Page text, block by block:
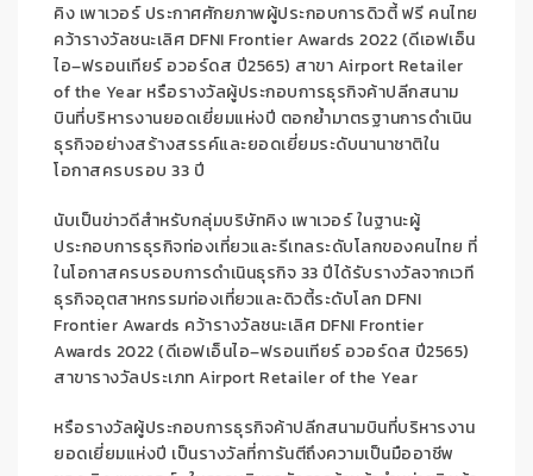
คิง เพาเวอร์ ประกาศศักยภาพผู้ประกอบการดิวตี้ ฟรี คนไทย
คว้ารางวัลชนะเลิศDFNI Frontier Awards 2022(ดีเอฟเอ็น
ไอ–ฟรอนเทียร์ อวอร์ดส ปี2565) สาขาAirport Retailer
of the Year หรือรางวัลผู้ประกอบการธุรกิจค้าปลีกสนาม
บินที่บริหารงานยอดเยี่ยมแห่งปี ตอกย้ำมาตรฐานการดำเนิน
ธุรกิจอย่างสร้างสรรค์และยอดเยี่ยมระดับนานาชาติใน
โอกาสครบรอบ 33 ปี
นับเป็นข่าวดีสำหรับกลุ่มบริษัทคิง เพาเวอร์ ในฐานะผู้
ประกอบการธุรกิจท่องเที่ยวและรีเทลระดับโลกของคนไทย ที่
ในโอกาสครบรอบการดำเนินธุรกิจ 33 ปีได้รับรางวัลจากเวที
ธุรกิจอุตสาหกรรมท่องเที่ยวและดิวตี้ระดับโลกDFNI
Frontier Awards คว้ารางวัลชนะเลิศDFNI Frontier
Awards 2022(ดีเอฟเอ็นไอ–ฟรอนเทียร์ อวอร์ดส ปี2565)
สาขารางวัลประเภทAirport Retailer of the Year
หรือรางวัลผู้ประกอบการธุรกิจค้าปลีกสนามบินที่บริหารงาน
ยอดเยี่ยมแห่งปี เป็นรางวัลที่การันตีถึงความเป็นมืออาชีพ